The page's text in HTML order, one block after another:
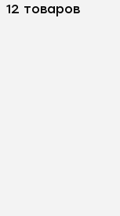
12 товаров